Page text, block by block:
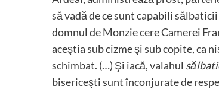
să vadă de ce sunt capabili
domnul de Monzie cere Camerei
aceştia sub cizme şi sub copite, ca
schimbat. (…) Şi iacă, valahul
bisericeşti sunt înconjurate de